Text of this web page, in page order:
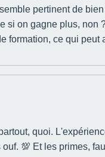
pertinent de
on gagne plus,
formation, ce qui peut
quoi.
💯 Et les primes,